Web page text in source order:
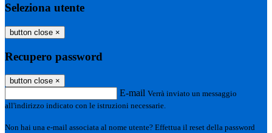
Seleziona utente
button close ×
Recupero password
button close ×
E-mail Verrà inviato un messaggio
all'indirizzo indicato con le istruzioni necessarie.
Non hai una e-mail associata al nome utente? Effettua il reset della password